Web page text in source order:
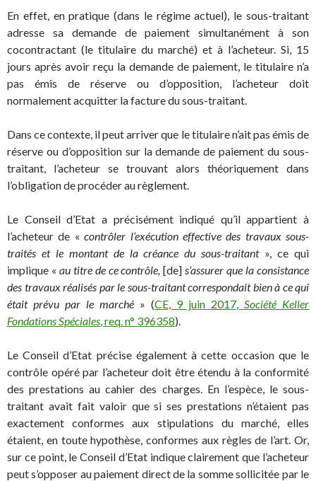
En effet, en pratique (dans le régime actuel), le sous-traitant
adresse sa demande de paiement simultanément à son
cocontractant (le titulaire du marché) et à l’acheteur. Si, 15
jours après avoir reçu la demande de paiement, le titulaire n’a
pas émis de réserve ou d’opposition, l’acheteur doit
normalement acquitter la facture du sous-traitant.
Dans ce contexte, il peut arriver que le titulaire n’ait pas émis de
réserve ou d’opposition sur la demande de paiement du sous-
traitant, l’acheteur se trouvant alors théoriquement dans
l’obligation de procéder au règlement.
Le Conseil d’Etat a précisément indiqué qu’il appartient à
l’acheteur de «contrôler l’exécution effective des travaux sous-
traités et le montant de la créance du sous-traitant», ce qui
implique « au titre de ce contrôle,[de]s’assurer que la consistance
des travaux réalisés par le sous-traitant correspondait bien à ce qui
était prévu par le marché » (CE, 9 juin 2017, Société Keller
Fondations Spéciales, req. n° 396358).
Le Conseil d’Etat précise également à cette occasion que le
contrôle opéré par l’acheteur doit être étendu à la conformité
des prestations au cahier des charges. En l’espèce, le sous-
traitant avait fait valoir que si ses prestations n’étaient pas
exactement conformes aux stipulations du marché, elles
étaient, en toute hypothèse, conformes aux règles de l’art. Or,
sur ce point, le Conseil d’Etat indique clairement que l’acheteur
peut s’opposer au paiement direct de la somme sollicitée par le